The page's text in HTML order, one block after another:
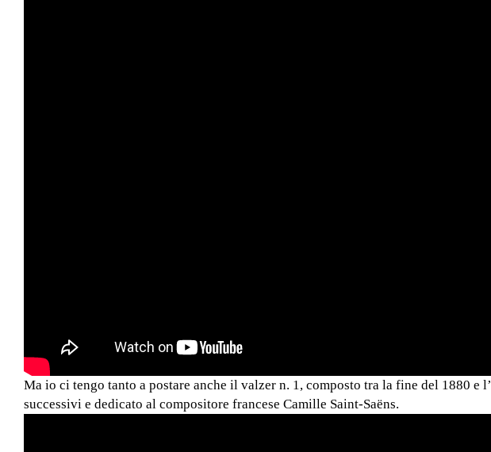
Ma io ci tengo tanto a postare anche il valzer n. 1, composto tra la fine del 1880
successivi e dedicato al compositore francese Camille Saint-Saëns.